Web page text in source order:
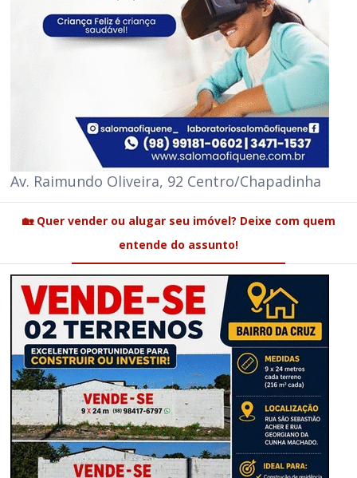
Av. Raimundo Oliveira, 92 Centro/Chapadinha
🏡 Quer vender ou alugar seu imóvel? Deixe com quem
entende do assunto!